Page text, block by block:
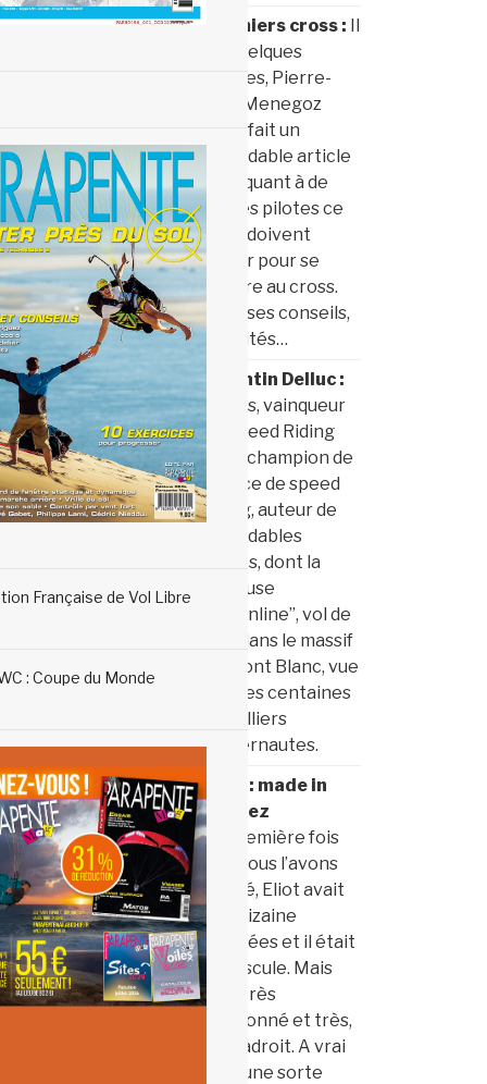
Premiers cross : Il
y a quelques
années, Pierre-
Paul Menegoz
avait fait un
formidable article
expliquant à de
jeunes pilotes ce
qu’ils doivent
savoir pour se
mettre au cross.
Voici ses conseils,
revisités…
Valentin Delluc :
26 ans, vainqueur
du Speed Riding
Tour, champion de
France de speed
riding, auteur de
formidables
vidéos, dont la
fameuse
“Moonline”, vol de
nuit dans le massif
du Mont Blanc, vue
par des centaines
de milliers
d’internautes.
Eliot : made in
Nochez
La première fois
que nous l’avons
croisé, Eliot avait
une dizaine
d’années et il était
minuscule. Mais
déjà très
passionné et très,
très adroit. A vrai
dire, une sorte
Française de Vol Libre
: Coupe du Monde